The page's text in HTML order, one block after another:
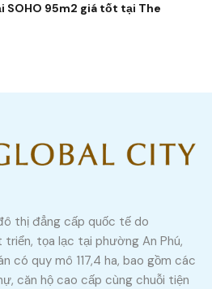
SOHO 95m2 giá tốt tại The
thị đẳng cấp quốc tế do
triển, tọa lạc tại phường An Phú,
có quy mô 117,4 ha, bao gồm các
căn hộ cao cấp cùng chuỗi tiện